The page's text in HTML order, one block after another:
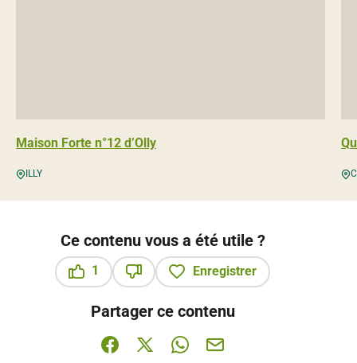
Maison Forte n°12 d’Olly
ILLY
Ce contenu vous a été utile ?
1
Enregistrer
Partager ce contenu
Partager sur Facebook (nouvelle fenêtre)
Partager sur X / Twitter (nouvelle
Partager sur WhatsApp
Partager par mail